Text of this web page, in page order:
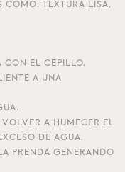
COMO: TEXTURA LISA,
CON EL CEPILLO.
A UNA
A HUMECER EL
DE AGUA.
PRENDA GENERANDO